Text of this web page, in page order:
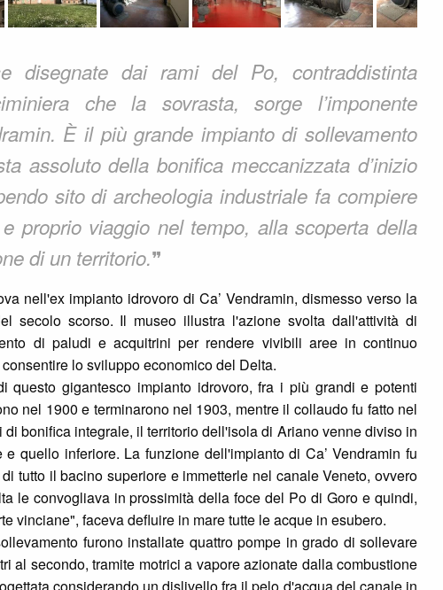
disegnate dai rami del Po, contraddistinta
che la sovrasta, sorge l’imponente
È il più grande impianto di sollevamento
assoluto della bonifica meccanizzata d’inizio
sito di archeologia industriale fa compiere
proprio viaggio nel tempo, alla scoperta della
di un territorio.❞
nell'ex impianto idrovoro di Ca’ Vendramin, dismesso verso la
secolo scorso. Il museo illustra l'azione svolta dall'attività di
di paludi e acquitrini per rendere vivibili aree in continuo
lo sviluppo economico del Delta.
questo gigantesco impianto idrovoro, fra i più grandi e potenti
nel 1900 e terminarono nel 1903, mentre il collaudo fu fatto nel
di bonifica integrale, il territorio dell'isola di Ariano venne diviso in
quello inferiore. La funzione dell'impianto di Ca’ Vendramin fu
tutto il bacino superiore e immetterle nel canale Veneto, ovvero
le convogliava in prossimità della foce del Po di Goro e quindi,
vinciane", faceva defluire in mare tutte le acque in esubero.
furono installate quattro pompe in grado di sollevare
al secondo, tramite motrici a vapore azionate dalla combustione
considerando un dislivello fra il pelo d'acqua del canale in